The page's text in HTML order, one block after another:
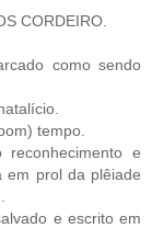
CORDEIRO.
como sendo
tempo.
e
em prol da plêiade
e escrito em